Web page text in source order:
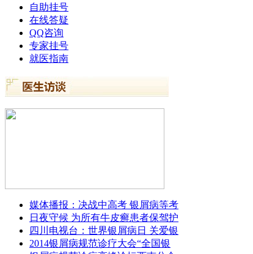
自助挂号
在线答疑
QQ咨询
专家挂号
就医指南
媒体播报：决战中高考 银屑病等考
日夜守候 为所有牛皮癣患者保驾护
四川电视台：世界银屑病日 关爱银
2014银屑病规范诊疗大会“全国银